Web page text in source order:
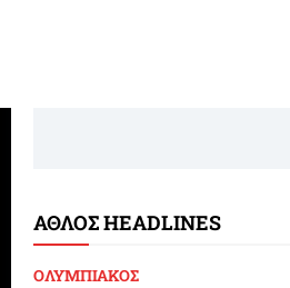
ΑΘΛΟΣ HEADLINES
ΟΛΥΜΠΙΑΚΟΣ